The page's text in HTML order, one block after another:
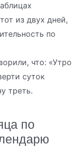
из двух дней,
по
что: «Утро
суток
треть.
по